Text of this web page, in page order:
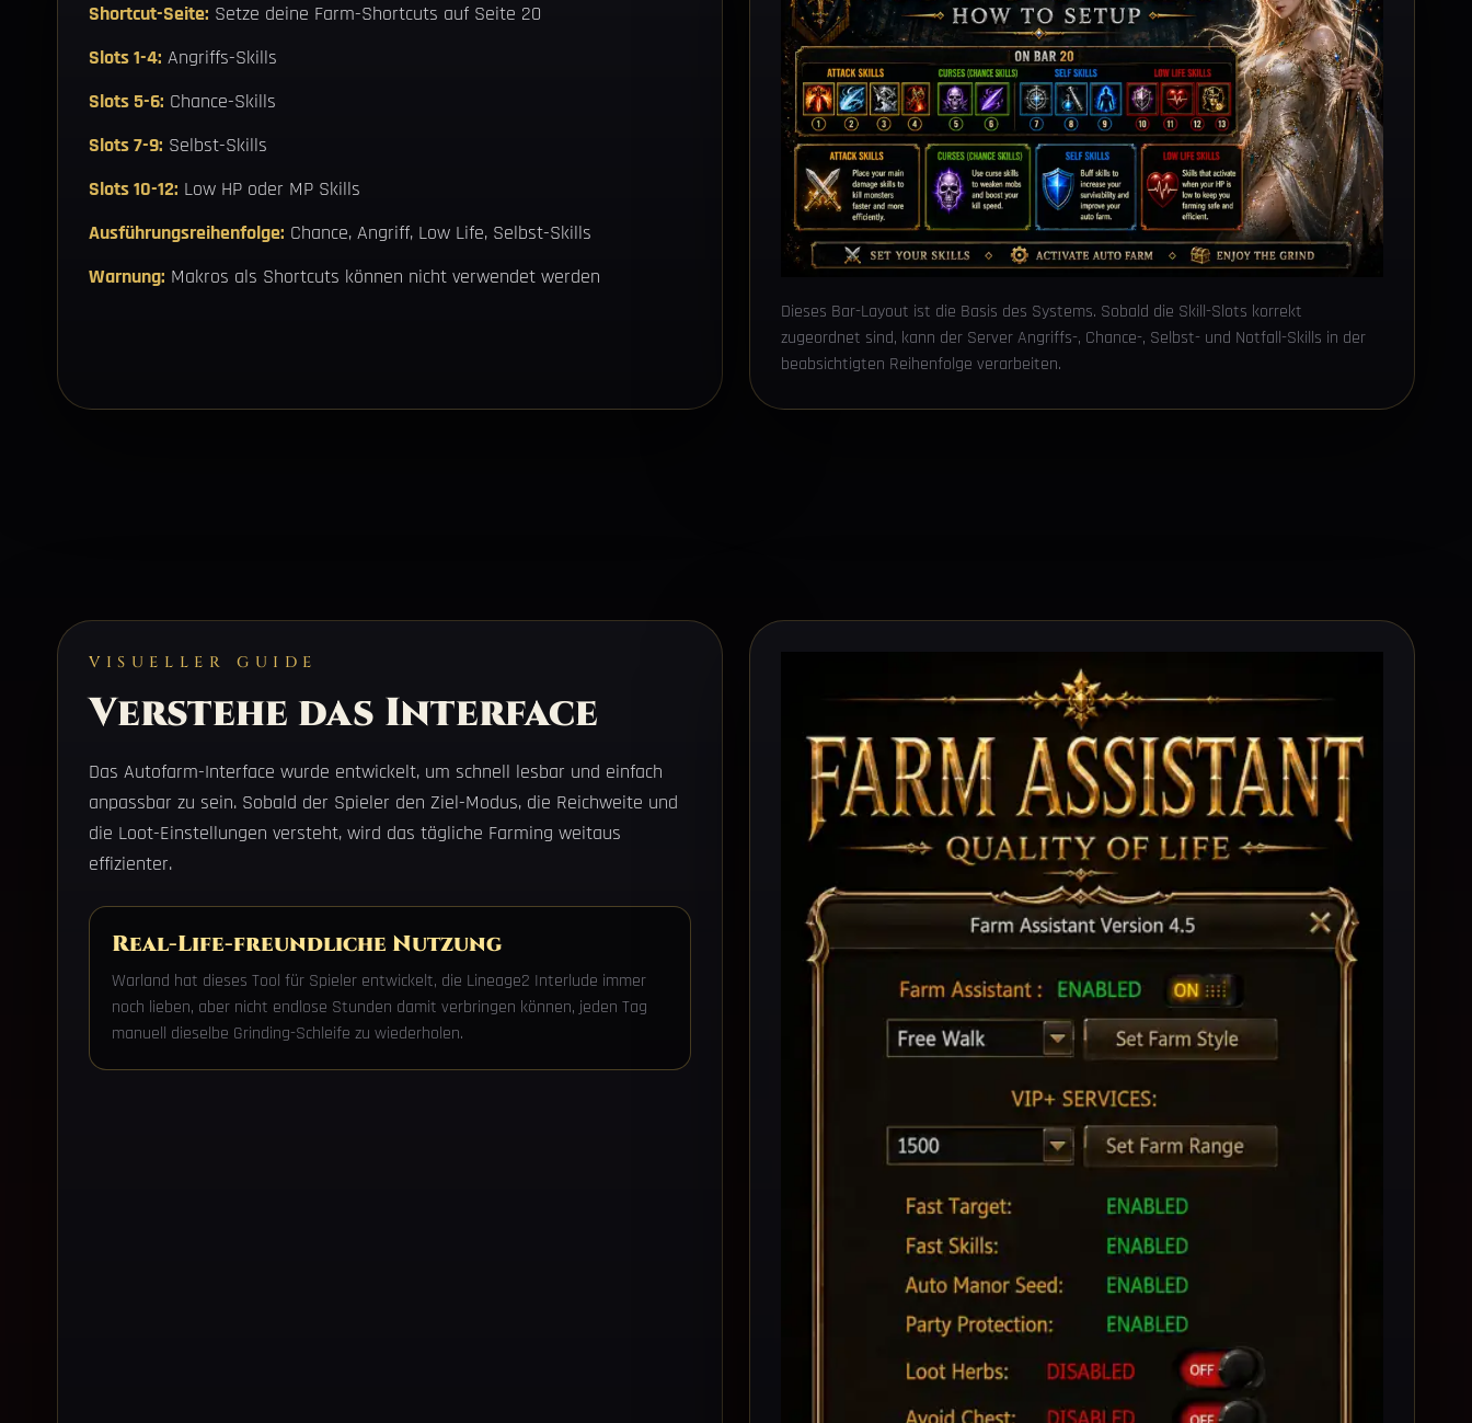
Shortcut-Seite: Setze deine Farm-Shortcuts auf Seite 20
Slots 1-4: Angriffs-Skills
Slots 5-6: Chance-Skills
Slots 7-9: Selbst-Skills
Slots 10-12: Low HP oder MP Skills
Ausführungsreihenfolge: Chance, Angriff, Low Life, Selbst-Skills
Warnung: Makros als Shortcuts können nicht verwendet werden
Dieses Bar-Layout ist die Basis des Systems. Sobald die Skill-Slots korrekt
zugeordnet sind, kann der Server Angriffs-, Chance-, Selbst- und Notfall-Skills in der
beabsichtigten Reihenfolge verarbeiten.
VISUELLER GUIDE
Verstehe das Interface
Das Autofarm-Interface wurde entwickelt, um schnell lesbar und einfach
anpassbar zu sein. Sobald der Spieler den Ziel-Modus, die Reichweite und
die Loot-Einstellungen versteht, wird das tägliche Farming weitaus
effizienter.
Real-Life-freundliche Nutzung
Warland hat dieses Tool für Spieler entwickelt, die Lineage2 Interlude immer
noch lieben, aber nicht endlose Stunden damit verbringen können, jeden Tag
manuell dieselbe Grinding-Schleife zu wiederholen.